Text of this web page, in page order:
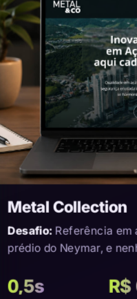
Metal Collection
Desafio:Referência em
prédio do Neymar, e
0,5s R$